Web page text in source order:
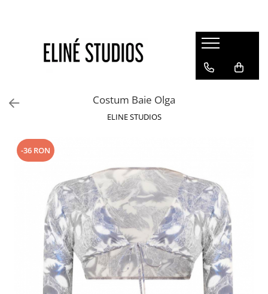
Best Sellers
Rochii
Pantaloni
Fuste
Paltoane
Costume Baie
Lichidare de stoc
Costum Baie Olga
ELINE STUDIOS
-36 RON